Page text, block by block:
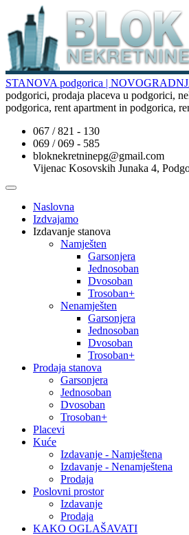
STANOVA podgorica |
podgorici, prodaja placeva u podgorici,
podgorica, rent apartment in podgorica,
067 / 821 - 130
069 / 069 - 585
bloknekretninepg@gmail.com
Vijenac Kosovskih Junaka 4,
Naslovna
Izdvajamo
Izdavanje stanova
Namješten
Garsonjera
Jednosoban
Dvosoban
Trosoban+
Nenamješten
Garsonjera
Jednosoban
Dvosoban
Trosoban+
Prodaja stanova
Garsonjera
Jednosoban
Dvosoban
Trosoban+
Placevi
Kuće
Izdavanje - Namještena
Izdavanje - Nenamještena
Prodaja
Poslovni prostor
Izdavanje
Prodaja
KAKO OGLAŠAVATI